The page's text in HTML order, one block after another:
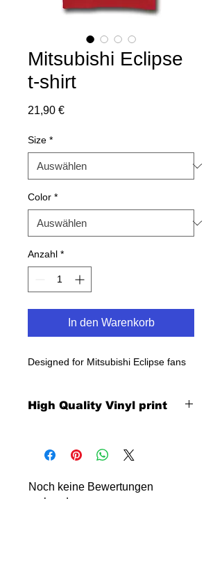
Mitsubishi Eclipse
t-shirt
21,90 €Preis
Size *
Color *
Anzahl *
In den Warenkorb
Designed for Mitsubishi Eclipse fans
High Quality Vinyl print
Noch keine Bewertungen
vorhanden